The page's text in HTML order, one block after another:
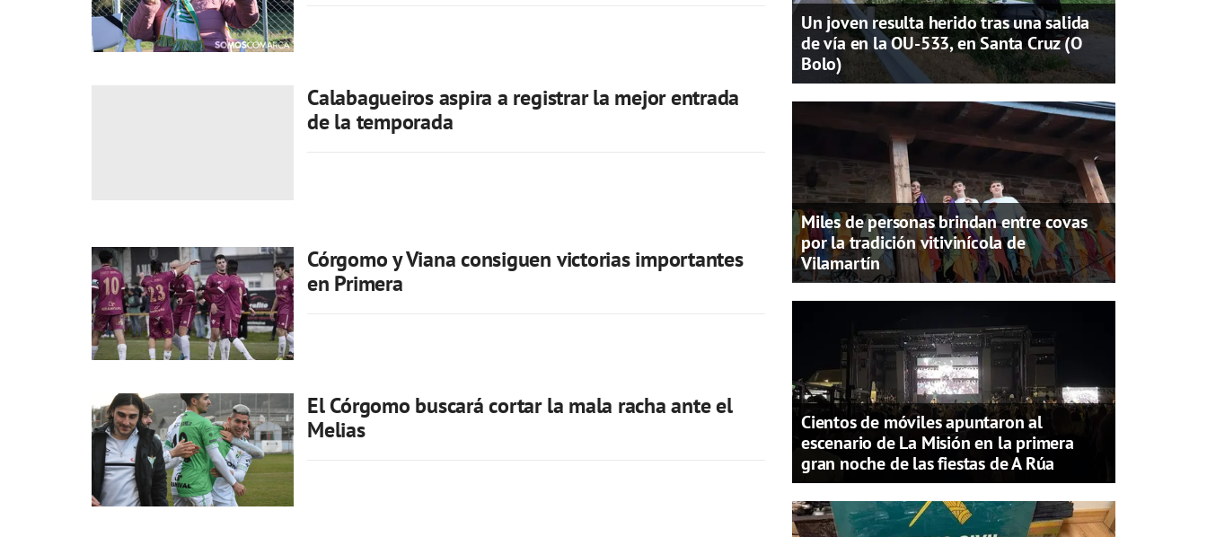
Calabagueiros aspira a registrar la mejor entrada
de la temporada
Córgomo y Viana consiguen victorias importantes
en Primera
El Córgomo buscará cortar la mala racha ante el
Melias
Un joven resulta herido tras una salida
de vía en la OU-533, en Santa Cruz (O
Bolo)
Miles de personas brindan entre covas
por la tradición vitivinícola de
Vilamartín
Cientos de móviles apuntaron al
escenario de La Misión en la primera
gran noche de las fiestas de A Rúa